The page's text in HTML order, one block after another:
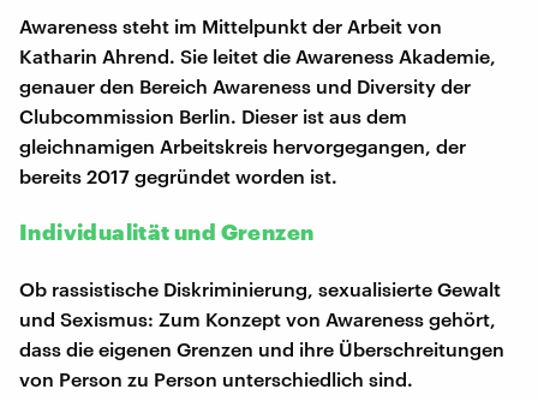
Awareness steht im Mittelpunkt der Arbeit von
Katharin Ahrend. Sie leitet die Awareness Akademie,
genauer den Bereich Awareness und Diversity der
Clubcommission Berlin. Dieser ist aus dem
gleichnamigen Arbeitskreis hervorgegangen, der
bereits 2017 gegründet worden ist.
Individualität und Grenzen
Ob rassistische Diskriminierung, sexualisierte Gewalt
und Sexismus: Zum Konzept von Awareness gehört,
dass die eigenen Grenzen und ihre Überschreitungen
von Person zu Person unterschiedlich sind.